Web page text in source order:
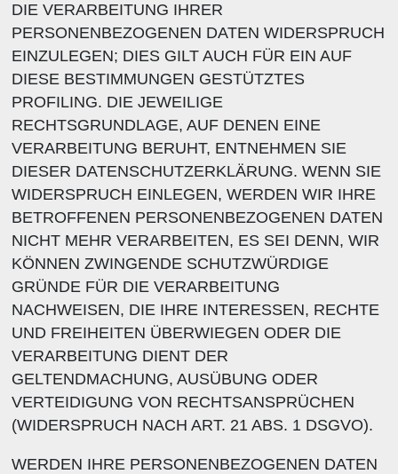
DIE VERARBEITUNG IHRER
PERSONENBEZOGENEN DATEN WIDERSPRUCH
EINZULEGEN; DIES GILT AUCH FÜR EIN AUF
DIESE BESTIMMUNGEN GESTÜTZTES
PROFILING. DIE JEWEILIGE
RECHTSGRUNDLAGE, AUF DENEN EINE
VERARBEITUNG BERUHT, ENTNEHMEN SIE
DIESER DATENSCHUTZERKLÄRUNG. WENN SIE
WIDERSPRUCH EINLEGEN, WERDEN WIR IHRE
BETROFFENEN PERSONENBEZOGENEN DATEN
NICHT MEHR VERARBEITEN, ES SEI DENN, WIR
KÖNNEN ZWINGENDE SCHUTZWÜRDIGE
GRÜNDE FÜR DIE VERARBEITUNG
NACHWEISEN, DIE IHRE INTERESSEN, RECHTE
UND FREIHEITEN ÜBERWIEGEN ODER DIE
VERARBEITUNG DIENT DER
GELTENDMACHUNG, AUSÜBUNG ODER
VERTEIDIGUNG VON RECHTSANSPRÜCHEN
(WIDERSPRUCH NACH ART. 21 ABS. 1 DSGVO).
WERDEN IHRE PERSONENBEZOGENEN DATEN